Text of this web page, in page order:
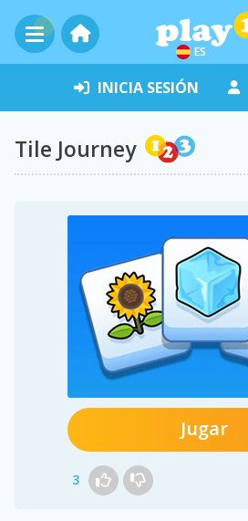
ES
INICIA SESIÓN
Tile Journey
Jugar
3